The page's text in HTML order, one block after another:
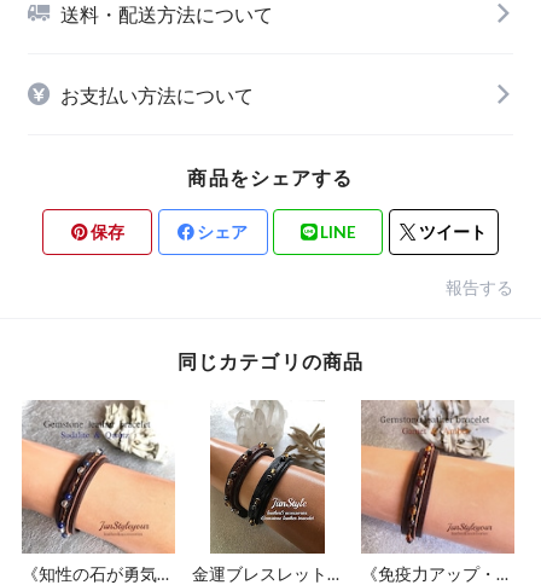
送料・配送方法について
お支払い方法について
商品をシェアする
保存 シェア LINE ツイート
報告する
同じカテゴリの商品
《知性の石が勇気と
金運ブレスレット
《免疫力アップ・自